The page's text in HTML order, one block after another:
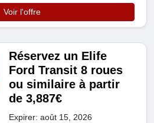
Voir l'offre
Réservez un Elife
Ford Transit 8 roues
ou similaire à partir
de 3,887€
Expirer: août 15, 2026